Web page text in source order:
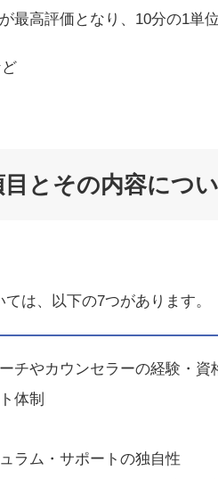
最高評価となり、10分の1単
とその内容につ
は、以下の7つがあります。
チやカウンセラーの経験・資
体制
ラム・サポートの独自性